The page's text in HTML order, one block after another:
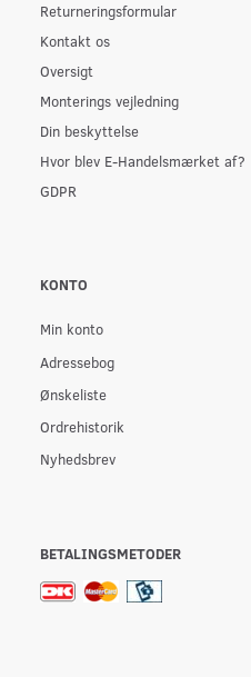
Returneringsformular
Kontakt os
Oversigt
Monterings vejledning
Din beskyttelse
Hvor blev E-Handelsmærket af?
GDPR
KONTO
Min konto
Adressebog
Ønskeliste
Ordrehistorik
Nyhedsbrev
BETALINGSMETODER